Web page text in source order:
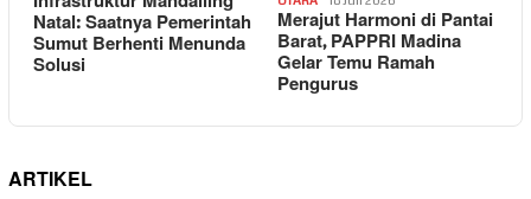
Natal: Saatnya Pemerintah
Sumut Berhenti Menunda
Solusi
Merajut Harmoni di Pantai
Barat, PAPPRI Madina
Gelar Temu Ramah
Pengurus
ARTIKEL